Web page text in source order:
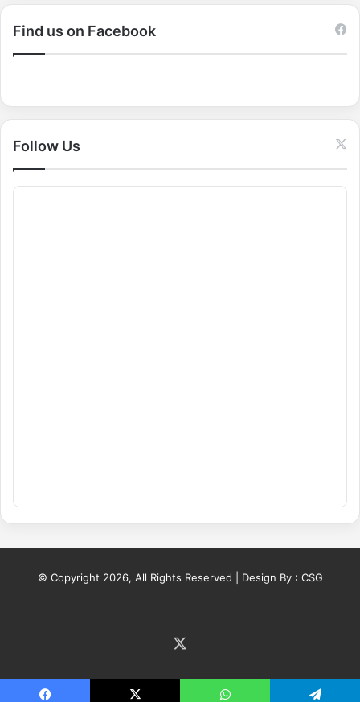
r
r
:
Find us on Facebook
Follow Us
© Copyright 2026, All Rights Reserved | Design By : CSG